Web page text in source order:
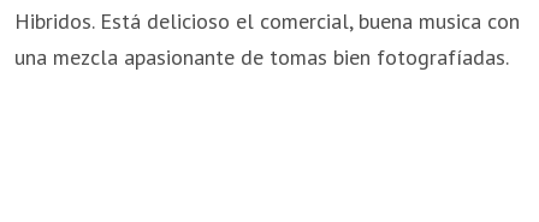
Hibridos. Está delicioso el comercial, buena musica con
una mezcla apasionante de tomas bien fotografíadas.